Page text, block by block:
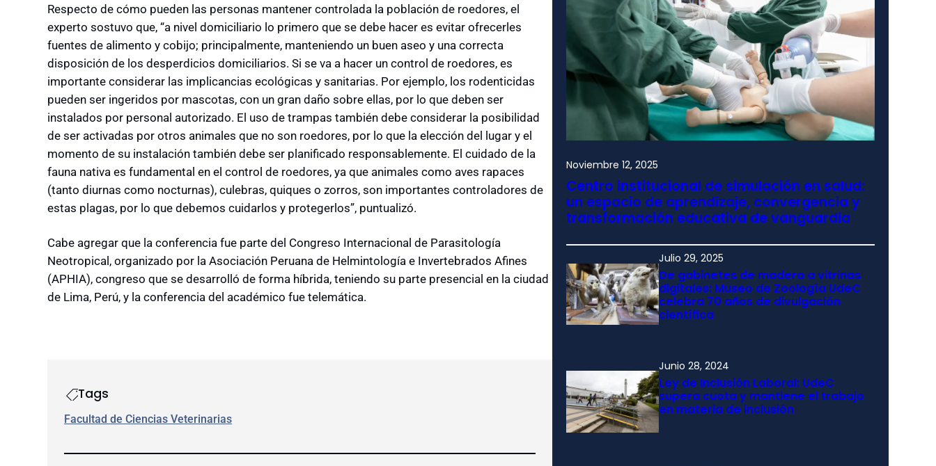
Respecto de cómo pueden las personas mantener controlada la población de roedores, el
experto sostuvo que, “a nivel domiciliario lo primero que se debe hacer es evitar ofrecerles
fuentes de alimento y cobijo; principalmente, manteniendo un buen aseo y una correcta
disposición de los desperdicios domiciliarios. Si se va a hacer un control de roedores, es
importante considerar las implicancias ecológicas y sanitarias. Por ejemplo, los rodenticidas
pueden ser ingeridos por mascotas, con un gran daño sobre ellas, por lo que deben ser
instalados por personal autorizado. El uso de trampas también debe considerar la posibilidad
de ser activadas por otros animales que no son roedores, por lo que la elección del lugar y el
momento de su instalación también debe ser planificado responsablemente. El cuidado de la
fauna nativa es fundamental en el control de roedores, ya que animales como aves rapaces
(tanto diurnas como nocturnas), culebras, quiques o zorros, son importantes controladores de
estas plagas, por lo que debemos cuidarlos y protegerlos”, puntualizó.
Cabe agregar que la conferencia fue parte del Congreso Internacional de Parasitología
Neotropical, organizado por la Asociación Peruana de Helmintología e Invertebrados Afines
(APHIA), congreso que se desarrolló de forma híbrida, teniendo su parte presencial en la ciudad
de Lima, Perú, y la conferencia del académico fue telemática.
Tags
Facultad de Ciencias Veterinarias
Noviembre 12, 2025
Centro institucional de simulación en salud:
un espacio de aprendizaje, convergencia y
transformación educativa de vanguardia
Julio 29, 2025
De gabinetes de madera a vitrinas
digitales: Museo de Zoología UdeC
celebra 70 años de divulgación
científica
Junio 28, 2024
Ley de Inclusión Laboral: UdeC
supera cuota y mantiene el trabajo
en materia de inclusión